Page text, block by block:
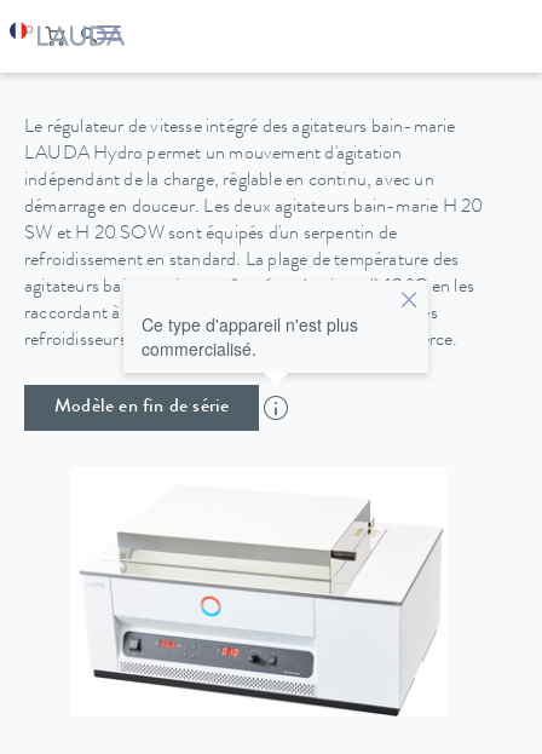
HYDRO H 20 SW
Le régulateur de vitesse intégré des agitateurs bain-marie
LAUDA Hydro permet un mouvement d'agitation
indépendant de la charge, réglable en continu, avec un
démarrage en douceur. Les deux agitateurs bain-marie H 20
SW et H 20 SOW sont équipés d'un serpentin de
refroidissement en standard. La plage de température des
agitateurs bain-marie peut être étendue jusqu'à 10 °C en les
raccordant à l'alimentation en eau domestique ou à des
refroidisseurs à circulation disponibles dans le commerce.
Modèle en fin de série
Ce type d'appareil n'est plus
commercialisé.